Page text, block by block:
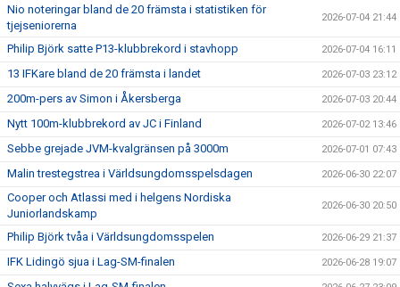
Nio noteringar bland de 20 främsta i statistiken för
tjejseniorerna
2026-07-04 21:44
Philip Björk satte P13-klubbrekord i stavhopp 2026-07-04 16:11
13 IFKare bland de 20 främsta i landet 2026-07-03 23:12
200m-pers av Simon i Åkersberga 2026-07-03 20:44
Nytt 100m-klubbrekord av JC i Finland 2026-07-02 13:46
Sebbe grejade JVM-kvalgränsen på 3000m 2026-07-01 07:43
Malin trestegstrea i Världsungdomsspelsdagen 2026-06-30 22:07
Cooper och Atlassi med i helgens Nordiska
Juniorlandskamp
2026-06-30 20:50
Philip Björk tvåa i Världsungdomsspelen 2026-06-29 21:37
IFK Lidingö sjua i Lag-SM-finalen 2026-06-28 19:07